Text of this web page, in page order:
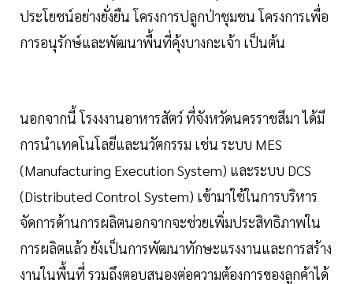
ประโยชน์อย่างยั่งยืน โครงการปลูกป่าชุมชน โครงการเพื่อ
การอนุรักษ์และพัฒนาพื้นที่คุ้งบางกะเจ้า เป็นต้น
นอกจากนี้ โรงงงานอาหารสัตว์ ที่จังหวัดนครราชสีมา ได้มี
การนำเทคโนโลยีและนวัตกรรม เช่น ระบบ MES
(Manufacturing Execution System) และระบบ DCS
(Distributed Control System) เข้ามาใช้ในการบริหาร
จัดการด้านการผลิตนอกจากจะช่วยเพิ่มประสิทธิภาพใน
การผลิตแล้ว ยังเป็นการพัฒนาทักษะแรงงานและการสร้าง
งานในพื้นที่ รวมถึงตอบสนองต่อความต้องการของลูกค้าได้